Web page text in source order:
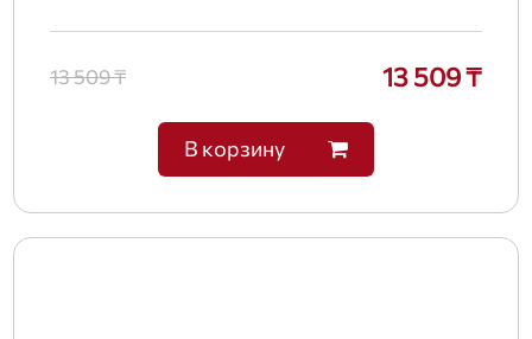
13 509 ₸ 13 509 ₸
В корзину